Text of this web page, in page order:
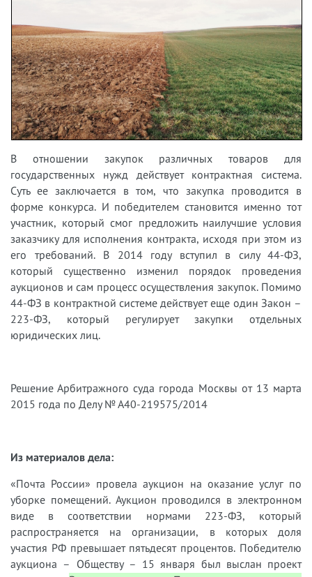
В отношении закупок различных товаров для
государственных нужд действует контрактная система.
Суть ее заключается в том, что закупка проводится в
форме конкурса. И победителем становится именно тот
участник, который смог предложить наилучшие условия
заказчику для исполнения контракта, исходя при этом из
его требований. В 2014 году вступил в силу 44-ФЗ,
который существенно изменил порядок проведения
аукционов и сам процесс осуществления закупок. Помимо
44-ФЗ в контрактной системе действует еще один Закон –
223-ФЗ, который регулирует закупки отдельных
юридических лиц.
Решение Арбитражного суда города Москвы от 13 марта
2015 года по Делу № А40-219575/2014
Из материалов дела:
«Почта России» провела аукцион на оказание услуг по
уборке помещений. Аукцион проводился в электронном
виде в соответствии нормами 223-ФЗ, который
распространяется на организации, в которых доля
участия РФ превышает пятьдесят процентов. Победителю
аукциона – Обществу – 15 января был выслан проект